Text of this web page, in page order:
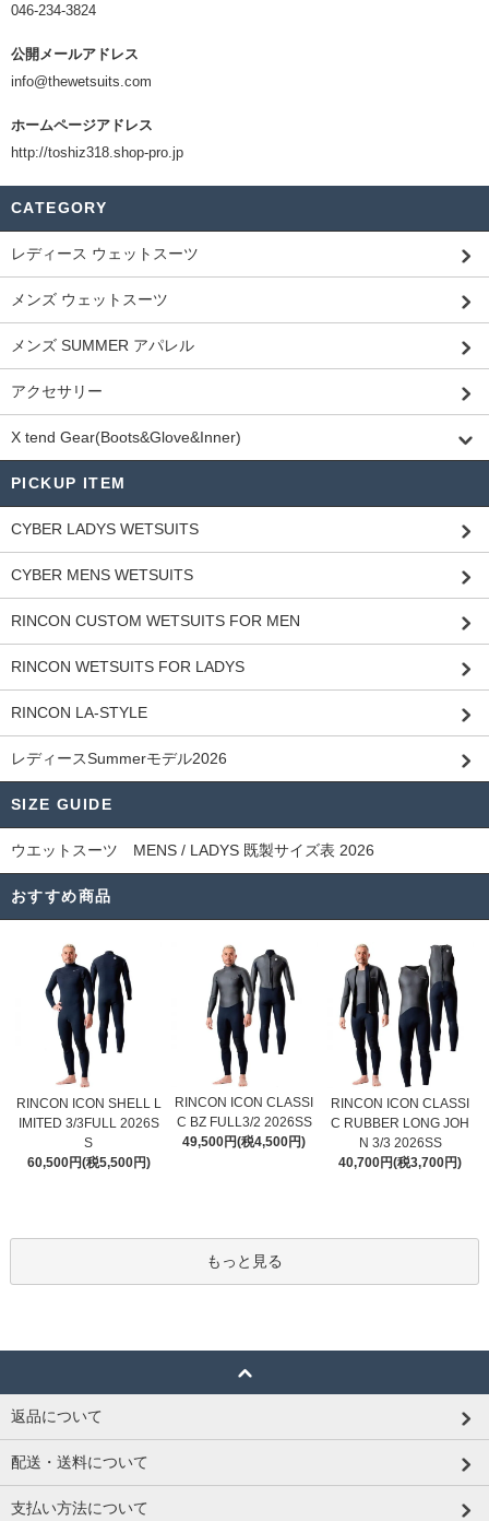
046-234-3824
公開メールアドレス
info@thewetsuits.com
ホームページアドレス
http://toshiz318.shop-pro.jp
CATEGORY
レディース ウェットスーツ
メンズ ウェットスーツ
メンズ SUMMER アパレル
アクセサリー
X tend Gear(Boots&Glove&Inner)
PICKUP ITEM
CYBER LADYS WETSUITS
CYBER MENS WETSUITS
RINCON CUSTOM WETSUITS FOR MEN
RINCON WETSUITS FOR LADYS
RINCON LA-STYLE
レディースSummerモデル2026
SIZE GUIDE
ウエットスーツ MENS / LADYS 既製サイズ表 2026
おすすめ商品
RINCON ICON SHELL L
IMITED 3/3FULL 2026S
S
60,500円(税5,500円)
RINCON ICON CLASSI
C BZ FULL3/2 2026SS
49,500円(税4,500円)
RINCON ICON CLASSI
C RUBBER LONG JOH
N 3/3 2026SS
40,700円(税3,700円)
もっと見る
返品について
配送・送料について
支払い方法について